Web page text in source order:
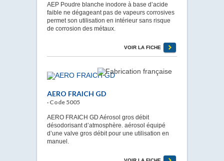
AEP Poudre blanche inodore à base d’acide
faible ne dégageant pas de vapeurs corrosives
permet son utilisation en intérieur sans risque
de corrosion des métaux.
VOIR LA FICHE
AERO FRAICH GD
· Code 5005
AERO FRAICH GD Aérosol gros débit
désodorisant d’atmosphère. aérosol équipé
d’une valve gros débit pour une utilisation en
manuel.